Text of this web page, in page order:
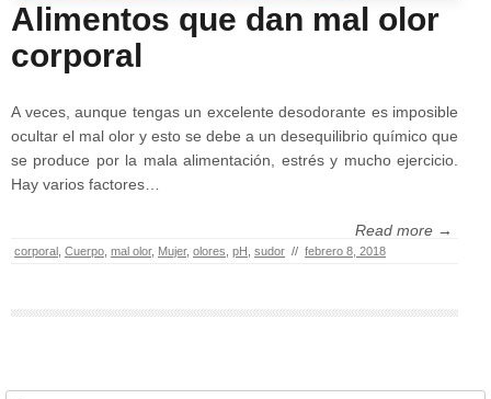
Alimentos que dan mal olor
corporal
A veces, aunque tengas un excelente desodorante es imposible
ocultar el mal olor y esto se debe a un desequilibrio químico que
se produce por la mala alimentación, estrés y mucho ejercicio.
Hay varios factores…
Read more →
corporal Cuerpo mal olor, Mujer, olores pH sudor // febrero 8, 2018